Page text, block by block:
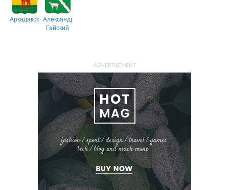
АркадакскийАлександрово-
Гайский
ADVERTISEMENT